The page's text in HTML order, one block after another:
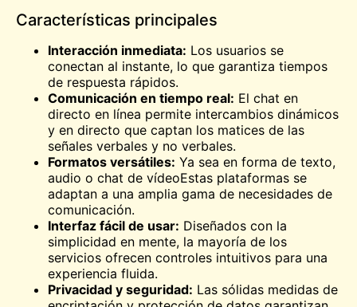
Características principales
Interacción inmediata: Los usuarios se
conectan al instante, lo que garantiza tiempos
de respuesta rápidos.
Comunicación en tiempo real: El chat en
directo en línea permite intercambios dinámicos
y en directo que captan los matices de las
señales verbales y no verbales.
Formatos versátiles: Ya sea en forma de texto,
audio o chat de vídeoEstas plataformas se
adaptan a una amplia gama de necesidades de
comunicación.
Interfaz fácil de usar: Diseñados con la
simplicidad en mente, la mayoría de los
servicios ofrecen controles intuitivos para una
experiencia fluida.
Privacidad y seguridad: Las sólidas medidas de